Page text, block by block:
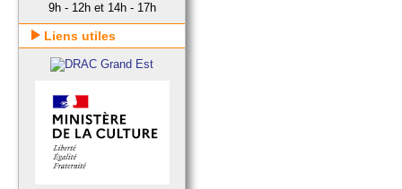
9h - 12h et 14h - 17h
Liens utiles